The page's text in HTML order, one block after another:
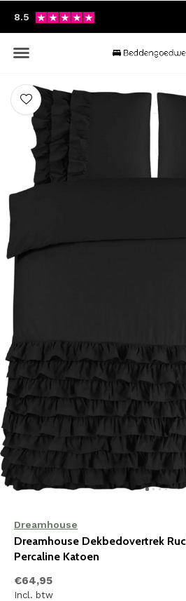
8.5
Dreamhouse
Dreamhouse Dekbedovertrek
Percaline Katoen
€64,95
Incl. btw